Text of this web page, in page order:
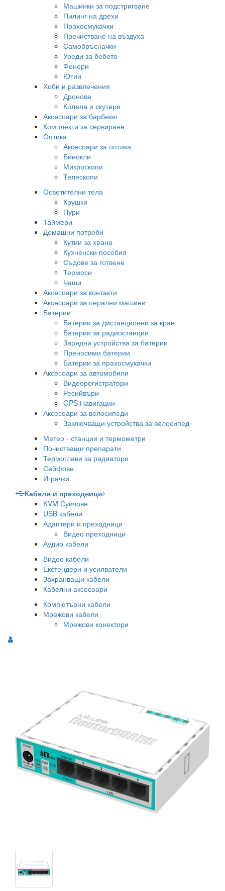
Машинки за подстригване
Пилинг на дрехи
Прахосмукачки
Пречистване на въздуха
Самобръсначки
Уреди за бебето
Фенери
Ютии
Хоби и развлечения
Дронове
Колела и скутери
Аксесоари за барбекю
Комплекти за сервиране
Оптика
Аксесоари за оптика
Бинокли
Микроскопи
Телескопи
Осветителни тела
Крушки
Пури
Таймери
Домашни потреби
Кутии за храна
Кухненски пособия
Съдове за готвене
Термоси
Чаши
Аксесоари за контакти
Аксесоари за перални машини
Батерии
Батерии за дистанционни за кран
Батерии за радиостанции
Зарядни устройства за батерии
Преносими батерии
Батерии за прахосмукачки
Аксесоари за автомобили
Видеорегистратори
Ресийвъри
GPS Навигации
Аксесоари за велосипеди
Заключващи устройства за велосипед
Метео - станции и термометри
Почистващи препарати
Термоглави за радиатори
Сейфове
Играчки
Кабели и преходници
KVM Суичове
USB кабели
Адаптери и преходници
Видео преходници
Аудио кабели
Видео кабели
Екстендери и усилватели
Захранващи кабели
Кабелни аксесоари
Компютърни кабели
Мрежови кабели
Мрежови конектори